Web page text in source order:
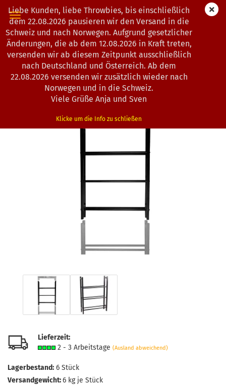
Liebe Kunden, liebe Throwbies, bis einschließlich
dem 22.08.2026 pausieren wir den Versand in die
Schweiz und nach Norwegen. Aufgrund gesetzlicher
Änderungen, die ab dem 12.08.2026 in Kraft treten,
versenden wir ab diesem Zeitpunkt ausschließlich
nach Deutschland und Österreich. Ab dem
22.08.2026 versenden wir zusätzlich wieder nach
Norwegen und in die Schweiz.
Viele Grüße Anja und Sven
Klicke um die Info zu schließen
weiter »
Letzter »
Artikel in dieser Kategorie
MVP Disc Sports | Disc Station | Add-on Modul 3
0102743 )
Lieferzeit:
2 - 3 Arbeitstage (Ausland abweichend)
Lagerbestand: 6 Stück
Versandgewicht:6 kg je Stück